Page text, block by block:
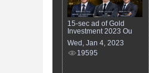
15-sec ad of Gold
Investment 2023 Ou
Wed, Jan 4, 2023
19595